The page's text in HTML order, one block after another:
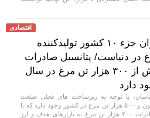
اقتصادی
ایران جزء ۱۰ کشور تولیدکننده
در دنیاست/ پتانسیل صادرات
بیش از ۳۰۰ هزار تن مرغ در سال
دارد
با توجه به زیرساخت های فعلی صنعت
مرغداری، پتانسیل تولید سالانه ۳ میلیون و ۵۰۰ هزار تن‌ مرغ در کشور وجود دارد که با
احتساب نیاز کشور، حداقل امکان صادرات ۳۰۰ هزار تن مرغ به بازارهای هدف و ارز